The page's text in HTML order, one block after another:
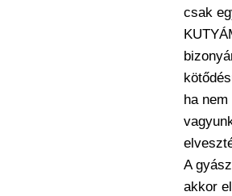
csak
ha
A
akkor